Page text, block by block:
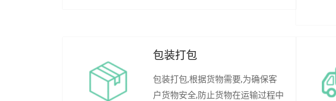
包装打包
包装打包,根据货物需要,为确保客
户货物安全,防止货物在运输过程中